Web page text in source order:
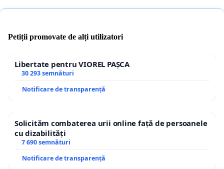
Petiții promovate de alți utilizatori
Libertate pentru VIOREL PAȘCA
30 293 semnături
Notificare de transparență
Solicităm combaterea urii online față de persoanele
cu dizabilități
7 690 semnături
Notificare de transparență